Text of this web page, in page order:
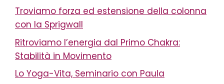
Troviamo forza ed estensione della colonna
con la Sprigwall
Ritroviamo l’energia dal Primo Chakra:
Stabilità in Movimento
Lo Yoga-Vita, Seminario con Paula